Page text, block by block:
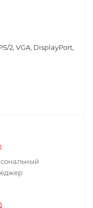
2, VGA, DisplayPort,